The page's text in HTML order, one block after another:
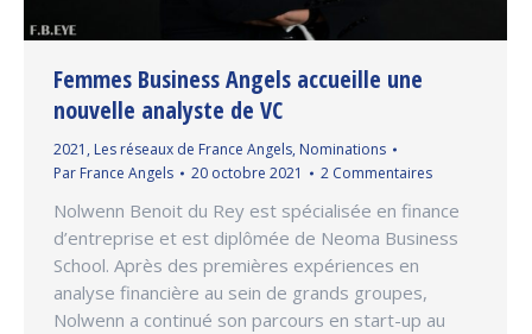
Femmes Business Angels accueille une
nouvelle analyste de VC
2021 , Les réseaux de France Angels, Nominations
Par France Angels 20 octobre 2021 2 Commentaires
Nolwenn Benoit du Rey est spécialisée en finance
d’entreprise et est diplômée de Neoma Business
School. Après des premières expériences en
analyse financière au sein de grands groupes,
Nolwenn a continué son parcours en start-up au